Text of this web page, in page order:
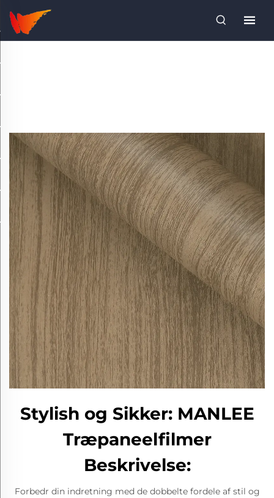
Stylish og Sikker: MANLEE
Træpaneelfilmer
Beskrivelse:
Forbedr din indretning med de dobbelte fordele af stil og